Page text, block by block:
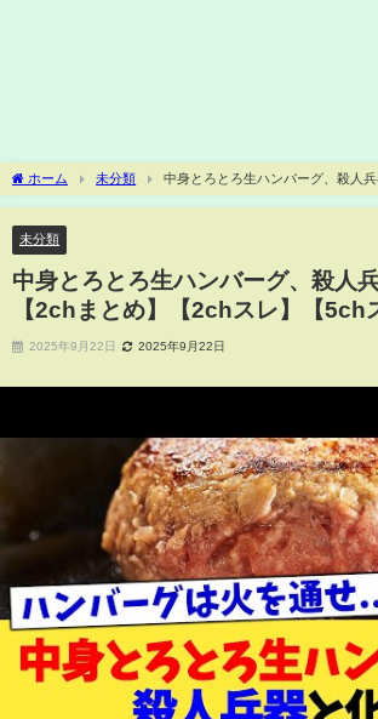
ホーム 未分類
中身とろとろ生ハンバーグ、殺人
【2chスレ】【5chスレ】
未分類
中身とろとろ生ハンバーグ、殺人
【2chまとめ】【2chスレ】【5ch
2025年9月22日 2025年9月22日